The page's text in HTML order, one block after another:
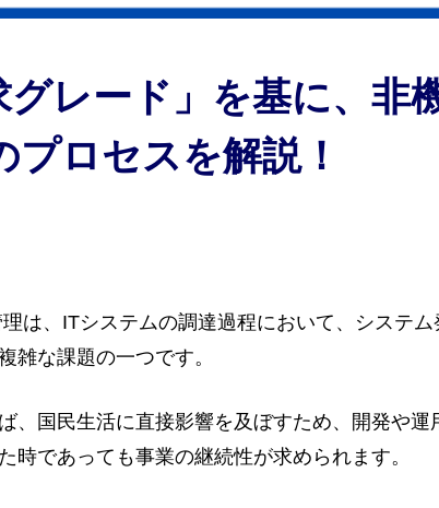
グレード」を基に、非
ロセスを解説！
は、ITシステムの調達過程において、システ
雑な課題の一つです。
、国民生活に直接影響を及ぼすため、開発や
時であっても事業の継続性が求められます。